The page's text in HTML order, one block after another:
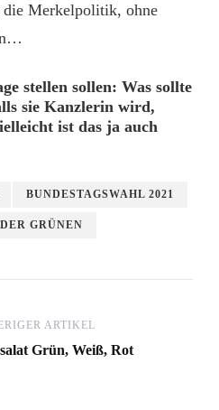
die Merkelpolitik, ohne
stellen sollen: Was sollte
sie Kanzlerin wird,
ist das ja auch
BUNDESTAGSWAHL 2021
GRÜNEN
ARTIKEL
Grün, Weiß, Rot